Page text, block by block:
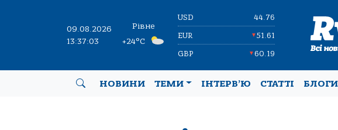
09.08.2026
13:37:04
Рівне
+24°C
USD 44.76
EUR ▼51.61
GBP ▼60.19
НОВИНИ ТЕМИ ІНТЕРВ’Ю СТАТТІ БЛОГИ